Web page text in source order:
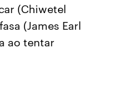
(Chiwetel
(James Earl
ao tentar